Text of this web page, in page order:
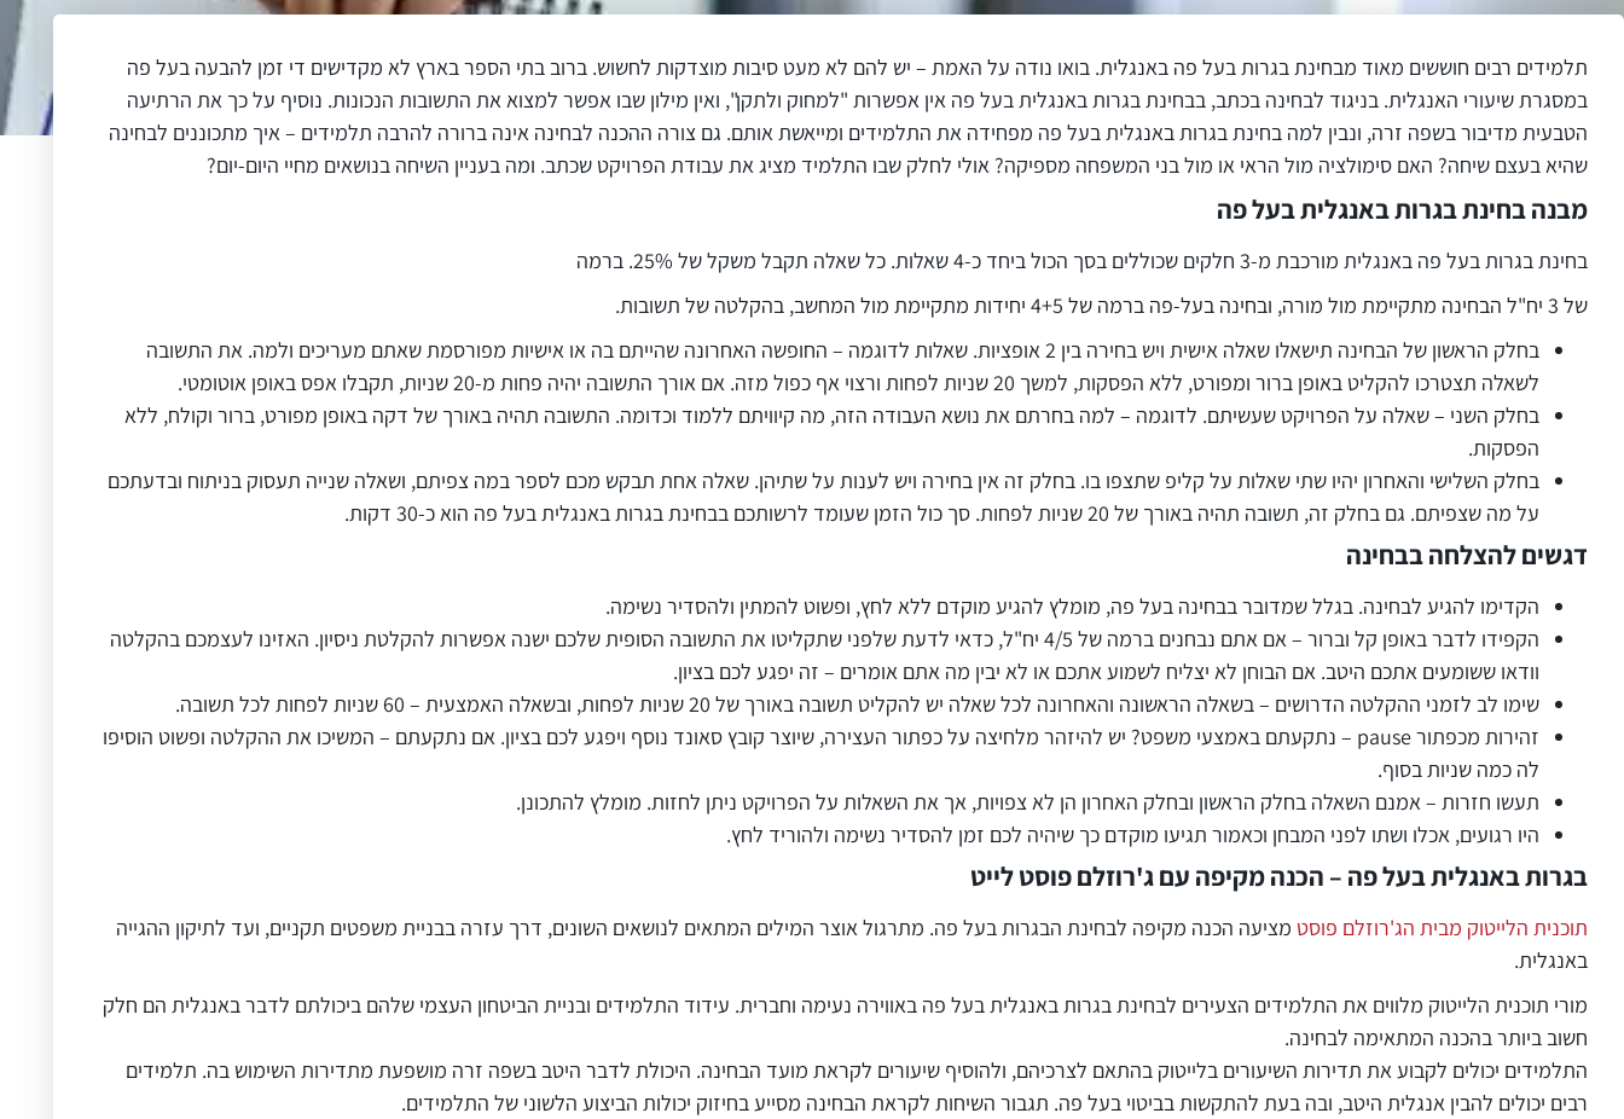
תלמידים רבים חוששים מאוד מבחינת בגרות בעל פה באנגלית. בואו נודה על האמת – יש להם לא מעט סיבות מוצדקות לחשוש. ברוב בתי הספר בארץ לא מקדישים די זמן להבעה בעל פה
במסגרת שיעורי האנגלית. בניגוד לבחינה בכתב, בבחינת בגרות באנגלית בעל פה אין אפשרות "למחוק ולתקן", ואין מילון שבו אפשר למצוא את התשובות הנכונות. נוסיף על כך את הרתיעה
הטבעית מדיבור בשפה זרה, ונבין למה בחינת בגרות באנגלית בעל פה מפחידה את התלמידים ומייאשת אותם. גם צורה ההכנה לבחינה אינה ברורה להרבה תלמידים – איך מתכוננים לבחינה
שהיא בעצם שיחה? האם סימולציה מול הראי או מול בני המשפחה מספיקה? אולי לחלק שבו התלמיד מציג את עבודת הפרויקט שכתב. ומה בעניין השיחה בנושאים מחיי היום-יום?
מבנה בחינת בגרות באנגלית בעל פה
בחינת בגרות בעל פה באנגלית מורכבת מ-3 חלקים שכוללים בסך הכול ביחד כ-4 שאלות. כל שאלה תקבל משקל של 25%. ברמה
של 3 יח"ל הבחינה מתקיימת מול מורה, ובחינה בעל-פה ברמה של 4+5 יחידות מתקיימת מול המחשב, בהקלטה של תשובות.
בחלק הראשון של הבחינה תישאלו שאלה אישית ויש בחירה בין 2 אופציות. שאלות לדוגמה – החופשה האחרונה שהייתם בה או אישיות מפורסמת שאתם מעריכים ולמה. את התשובה
לשאלה תצטרכו להקליט באופן ברור ומפורט, ללא הפסקות, למשך 20 שניות לפחות ורצוי אף כפול מזה. אם אורך התשובה יהיה פחות מ-20 שניות, תקבלו אפס באופן אוטומטי.
בחלק השני – שאלה על הפרויקט שעשיתם. לדוגמה – למה בחרתם את נושא העבודה הזה, מה קיוויתם ללמוד וכדומה. התשובה תהיה באורך של דקה באופן מפורט, ברור וקולח, ללא
הפסקות.
בחלק השלישי והאחרון יהיו שתי שאלות על קליפ שתצפו בו. בחלק זה אין בחירה ויש לענות על שתיהן. שאלה אחת תבקש מכם לספר במה צפיתם, ושאלה שנייה תעסוק בניתוח ובדעתכם
על מה שצפיתם. גם בחלק זה, תשובה תהיה באורך של 20 שניות לפחות. סך כול הזמן שעומד לרשותכם בבחינת בגרות באנגלית בעל פה הוא כ-30 דקות.
דגשים להצלחה בבחינה
הקדימו להגיע לבחינה. בגלל שמדובר בבחינה בעל פה, מומלץ להגיע מוקדם ללא לחץ, ופשוט להמתין ולהסדיר נשימה.
הקפידו לדבר באופן קל וברור – אם אתם נבחנים ברמה של 4/5 יח"ל, כדאי לדעת שלפני שתקליטו את התשובה הסופית שלכם ישנה אפשרות להקלטת ניסיון. האזינו לעצמכם בהקלטה
וודאו ששומעים אתכם היטב. אם הבוחן לא יצליח לשמוע אתכם או לא יבין מה אתם אומרים – זה יפגע לכם בציון.
שימו לב לזמני ההקלטה הדרושים – בשאלה הראשונה והאחרונה לכל שאלה יש להקליט תשובה באורך של 20 שניות לפחות, ובשאלה האמצעית – 60 שניות לפחות לכל תשובה.
זהירות מכפתור pause – נתקעתם באמצעי משפט? יש להיזהר מלחיצה על כפתור העצירה, שיוצר קובץ סאונד נוסף ויפגע לכם בציון. אם נתקעתם – המשיכו את ההקלטה ופשוט הוסיפו
לה כמה שניות בסוף.
תעשו חזרות – אמנם השאלה בחלק הראשון ובחלק האחרון הן לא צפויות, אך את השאלות על הפרויקט ניתן לחזות. מומלץ להתכונן.
היו רגועים, אכלו ושתו לפני המבחן וכאמור תגיעו מוקדם כך שיהיה לכם זמן להסדיר נשימה ולהוריד לחץ.
בגרות באנגלית בעל פה – הכנה מקיפה עם ג'רוזלם פוסט לייט
תוכנית הלייטוק מבית הג'רוזלם פוסט מציעה הכנה מקיפה לבחינת הבגרות בעל פה. מתרגול אוצר המילים המתאים לנושאים השונים, דרך עזרה בבניית משפטים תקניים, ועד לתיקון ההגייה
באנגלית.
מורי תוכנית הלייטוק מלווים את התלמידים הצעירים לבחינת בגרות באנגלית בעל פה באווירה נעימה וחברית. עידוד התלמידים ובניית הביטחון העצמי שלהם ביכולתם לדבר באנגלית הם חלק
חשוב ביותר בהכנה המתאימה לבחינה.
התלמידים יכולים לקבוע את תדירות השיעורים בלייטוק בהתאם לצרכיהם, ולהוסיף שיעורים לקראת מועד הבחינה. היכולת לדבר היטב בשפה זרה מושפעת מתדירות השימוש בה. תלמידים
רבים יכולים להבין אנגלית היטב, ובה בעת להתקשות בביטוי בעל פה. תגבור השיחות לקראת הבחינה מסייע בחיזוק יכולות הביצוע הלשוני של התלמידים.